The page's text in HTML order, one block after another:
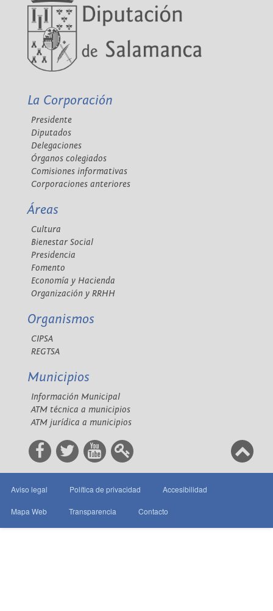
La Corporación
Presidente
Diputados
Delegaciones
Órganos colegiados
Comisiones informativas
Corporaciones anteriores
Áreas
Cultura
Bienestar Social
Presidencia
Fomento
Economía y Hacienda
Organización y RRHH
Organismos
CIPSA
REGTSA
Municipios
Información Municipal
ATM técnica a municipios
ATM jurídica a municipios
Aviso legal Política de privacidad Accesibilidad
Mapa Web Transparencia Contacto